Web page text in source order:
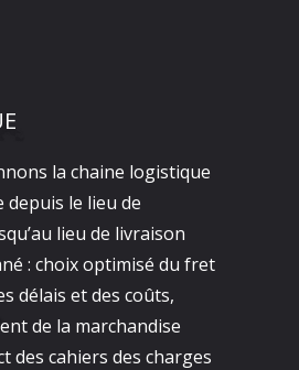
la chaine logistique
le lieu de
lieu de livraison
: choix optimisé du fret
délais et des coûts,
de la marchandise
des cahiers des charges